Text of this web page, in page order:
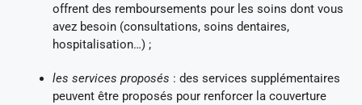
offrent des remboursements pour les soins dont vous
avez besoin (consultations, soins dentaires,
hospitalisation…) ;
les services proposés : des services supplémentaires
peuvent être proposés pour renforcer la couverture